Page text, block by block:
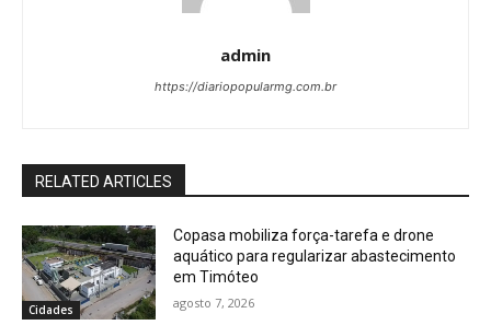
admin
https://diariopopularmg.com.br
RELATED ARTICLES
Cidades
Copasa mobiliza força-tarefa e drone
aquático para regularizar abastecimento
em Timóteo
agosto 7, 2026